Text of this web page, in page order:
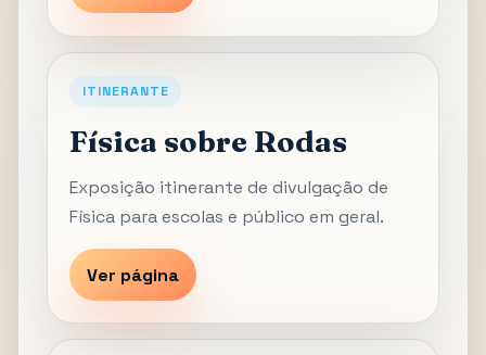
ITINERANTE
Física sobre Rodas
Exposição itinerante de divulgação de
Física para escolas e público em geral.
Ver página